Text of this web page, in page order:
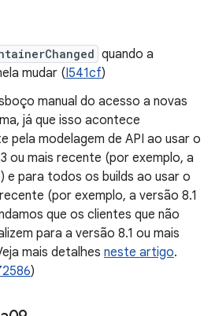
quando a
mudar (I541cf)
manual do acesso a novas
já que isso acontece
pela modelagem de API ao usar o
ou mais recente (por exemplo, a
e para todos os builds ao usar o
(por exemplo, a versão 8.1
que os clientes que não
para a versão 8.1 ou mais
mais detalhes neste artigo.
)